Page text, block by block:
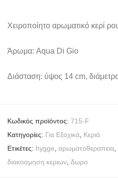
Χειροποίητο αρωματικό κερί
Άρωμα: Aqua Di Gio
Διάσταση: ύψος 14 cm,
Κωδικός προϊόντος: 715-F
Κατηγορίες: Για Εξοχικά Κεριά
Ετικέτες: hygge αρωματοθεραπεια
διακοσμηση κεριων δωρο